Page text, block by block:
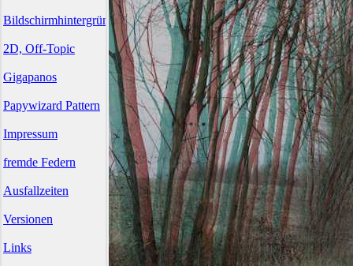
Bildschirmhintergründe
2D, Off-Topic
Gigapanos
Papywizard Pattern
Impressum
fremde Federn
Ausfallzeiten
Versionen
Links